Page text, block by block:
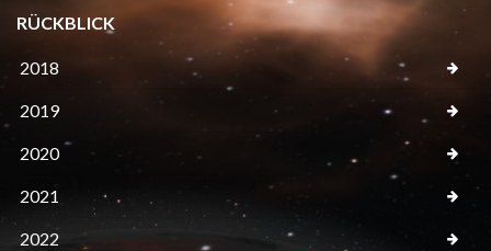
RÜCKBLICK
2018
2019
2020
2021
2022